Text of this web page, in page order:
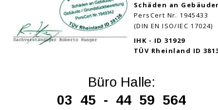
Schäden an
PersCert Nr. 1945433
(DIN EN ISO/IEC 17024)
IHK - ID 31929
TÜV Rheinland ID
Büro Halle:
03  45  -  44  59  564